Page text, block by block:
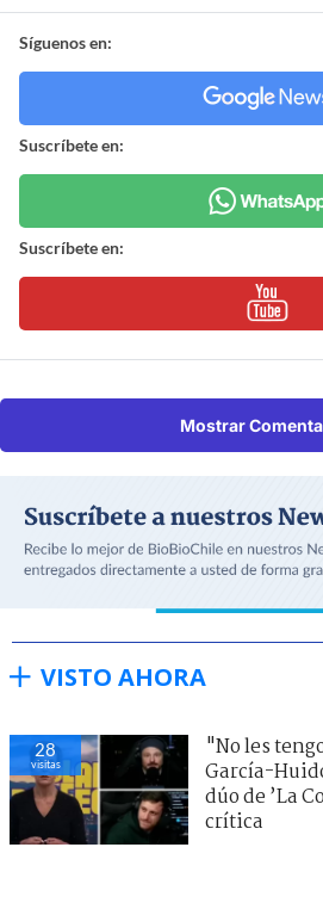
Síguenos en:
Suscríbete en:
Suscríbete en:
Mostrar
VISTO AHORA
28
visitas
"No les
García-
dúo de ’La
crítica